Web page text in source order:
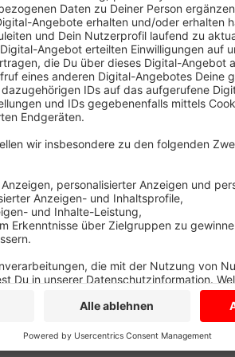
Und diese sorgen für verwunderte
sich. Auf dem Gehweg gilt es den
Stangen. Wir haben bei der Stadt für Sie
Straße teilweise so eng, dass Autofahrer
Die neuen Regeln sollen das ordnen. Es
halb auf dem Radweg parken,
Stangen sollen verhindern, dass
doch mal gegen eine Stange fährt, hält
ist. Mehrere Monate sollen die neuen
ziehen.
Anzeige